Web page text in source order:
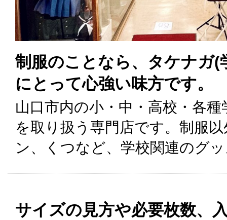
制服のことなら、タケナガ(
にとって心強い味方です。
山口市内の小・中・高校・各
を取り扱う専門店です。制服
ン、くつなど、学校関連のグ
サイズの見方や必要枚数、